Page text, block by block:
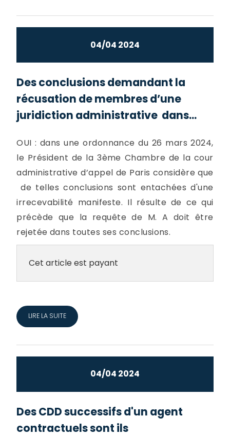
04/04 2024
Des conclusions demandant la
récusation de membres d’une
juridiction administrative dans...
OUI : dans une ordonnance du 26 mars 2024,
le Président de la 3ème Chambre de la cour
administrative d’appel de Paris considère que
de telles conclusions sont entachées d'une
irrecevabilité manifeste. Il résulte de ce qui
précède que la requête de M. A doit être
rejetée dans toutes ses conclusions.
Cet article est payant
LIRE LA SUITE
04/04 2024
Des CDD successifs d'un agent
contractuels sont ils